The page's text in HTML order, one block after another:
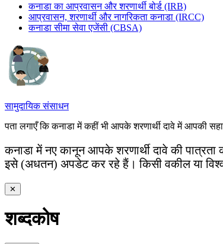
कनाडा का आप्रवासन और शरणार्थी बोर्ड (IRB)
आप्रवासन, शरणार्थी और नागरिकता कनाडा (IRCC)
कनाडा सीमा सेवा एजेंसी (CBSA)
सामुदायिक संसाधन
पता लगाएँ कि कनाडा में कहीं भी आपके शरणार्थी दावे में आपकी
कनाडा में नए कानून आपके शरणार्थी दावे की
इसे (अधतन) अपडेट कर रहे हैं। किसी वकील या
✕
शब्दकोष